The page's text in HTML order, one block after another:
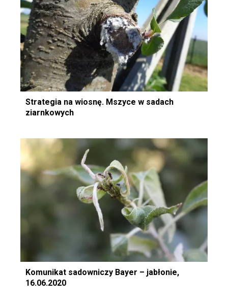
Strategia na wiosnę. Mszyce w sadach
ziarnkowych
Komunikat sadowniczy Bayer – jabłonie,
16.06.2020